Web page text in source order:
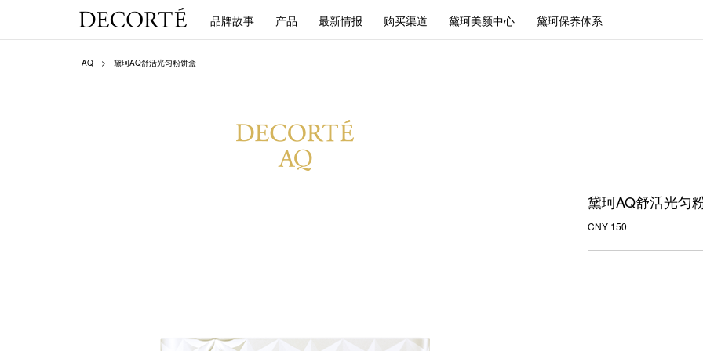
品牌故事 产品 最新情报 购买渠道 黛珂美颜中心 黛珂保养体系
AQ 黛珂AQ舒活光匀粉饼盒
黛珂AQ舒活光匀
CNY 150